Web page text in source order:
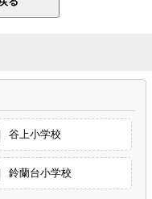
谷上小学校
鈴蘭台小学校